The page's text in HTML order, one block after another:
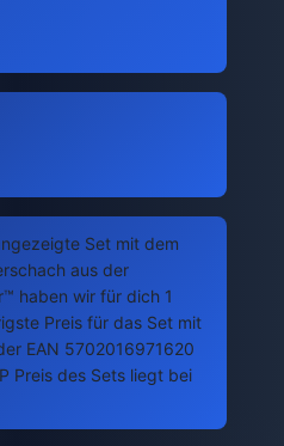
Set mit dem
aus der
haben wir für dich 1
Preis für das Set mit
EAN 5702016971620
Preis des Sets liegt bei